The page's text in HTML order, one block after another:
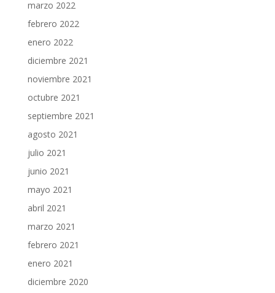
marzo 2022
febrero 2022
enero 2022
diciembre 2021
noviembre 2021
octubre 2021
septiembre 2021
agosto 2021
julio 2021
junio 2021
mayo 2021
abril 2021
marzo 2021
febrero 2021
enero 2021
diciembre 2020